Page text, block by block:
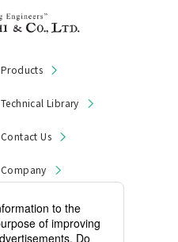
Products
Technical Library
Contact Us
Company
Product Recall